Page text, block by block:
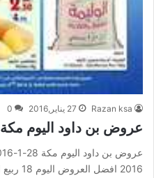
Razan ksa 27 يناير,2016 0
عروض بن داود اليوم مكة 28-1-2016
2016 افضل العروض اليوم 18 ربيع الاخر 1437 التي…